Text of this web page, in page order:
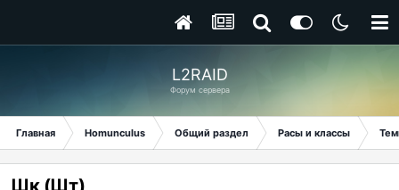
L2RAID
Форум сервера
Главная Homunculus Общий раздел Расы и классы
Шк (Шт)